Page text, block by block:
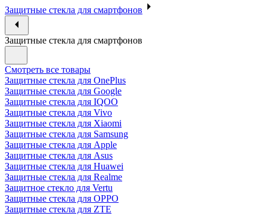
Защитные стекла для смартфонов
Защитные стекла для смартфонов
Смотреть все товары
Защитные стекла для OnePlus
Защитные стекла для Google
Защитные стекла для IQOO
Защитные стекла для Vivo
Защитные стекла для Xiaomi
Защитные стекла для Samsung
Защитные стекла для Apple
Защитные стекла для Asus
Защитные стекла для Huawei
Защитные стекла для Realme
Защитное стекло для Vertu
Защитные стекла для OPPO
Защитные стекла для ZTE